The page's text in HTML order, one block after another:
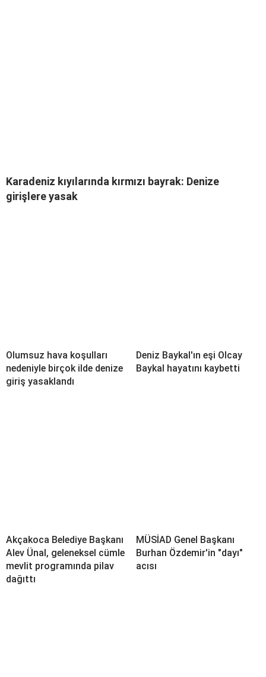
Karadeniz kıyılarında kırmızı bayrak: Denize
girişlere yasak
Olumsuz hava koşulları
nedeniyle birçok ilde denize
giriş yasaklandı
Deniz Baykal'ın eşi Olcay
Baykal hayatını kaybetti
Akçakoca Belediye Başkanı
Alev Ünal, geleneksel cümle
mevlit programında pilav
dağıttı
MÜSİAD Genel Başkanı
Burhan Özdemir'in "dayı"
acısı